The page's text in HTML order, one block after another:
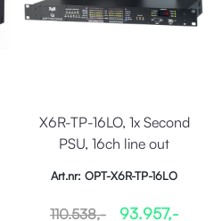
X6R-TP-16LO, 1x Second
PSU, 16ch line out
Art.nr: OPT-X6R-TP-16LO
110.538,- 93.957,-